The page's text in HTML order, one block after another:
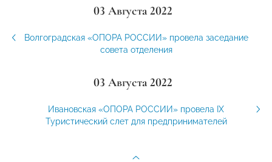
03 Августа 2022
Волгоградская «ОПОРА РОССИИ» провела заседание
совета отделения
03 Августа 2022
Ивановская «ОПОРА РОССИИ» провела IX
Туристический слет для предпринимателей